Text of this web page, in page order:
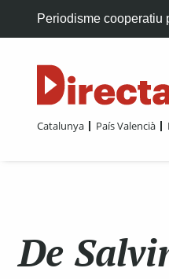
Periodisme cooperatiu
Catalunya País Valencià
De